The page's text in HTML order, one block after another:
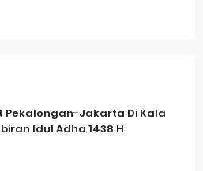
Pekalongan-Jakarta Di Kala
Idul Adha 1438 H